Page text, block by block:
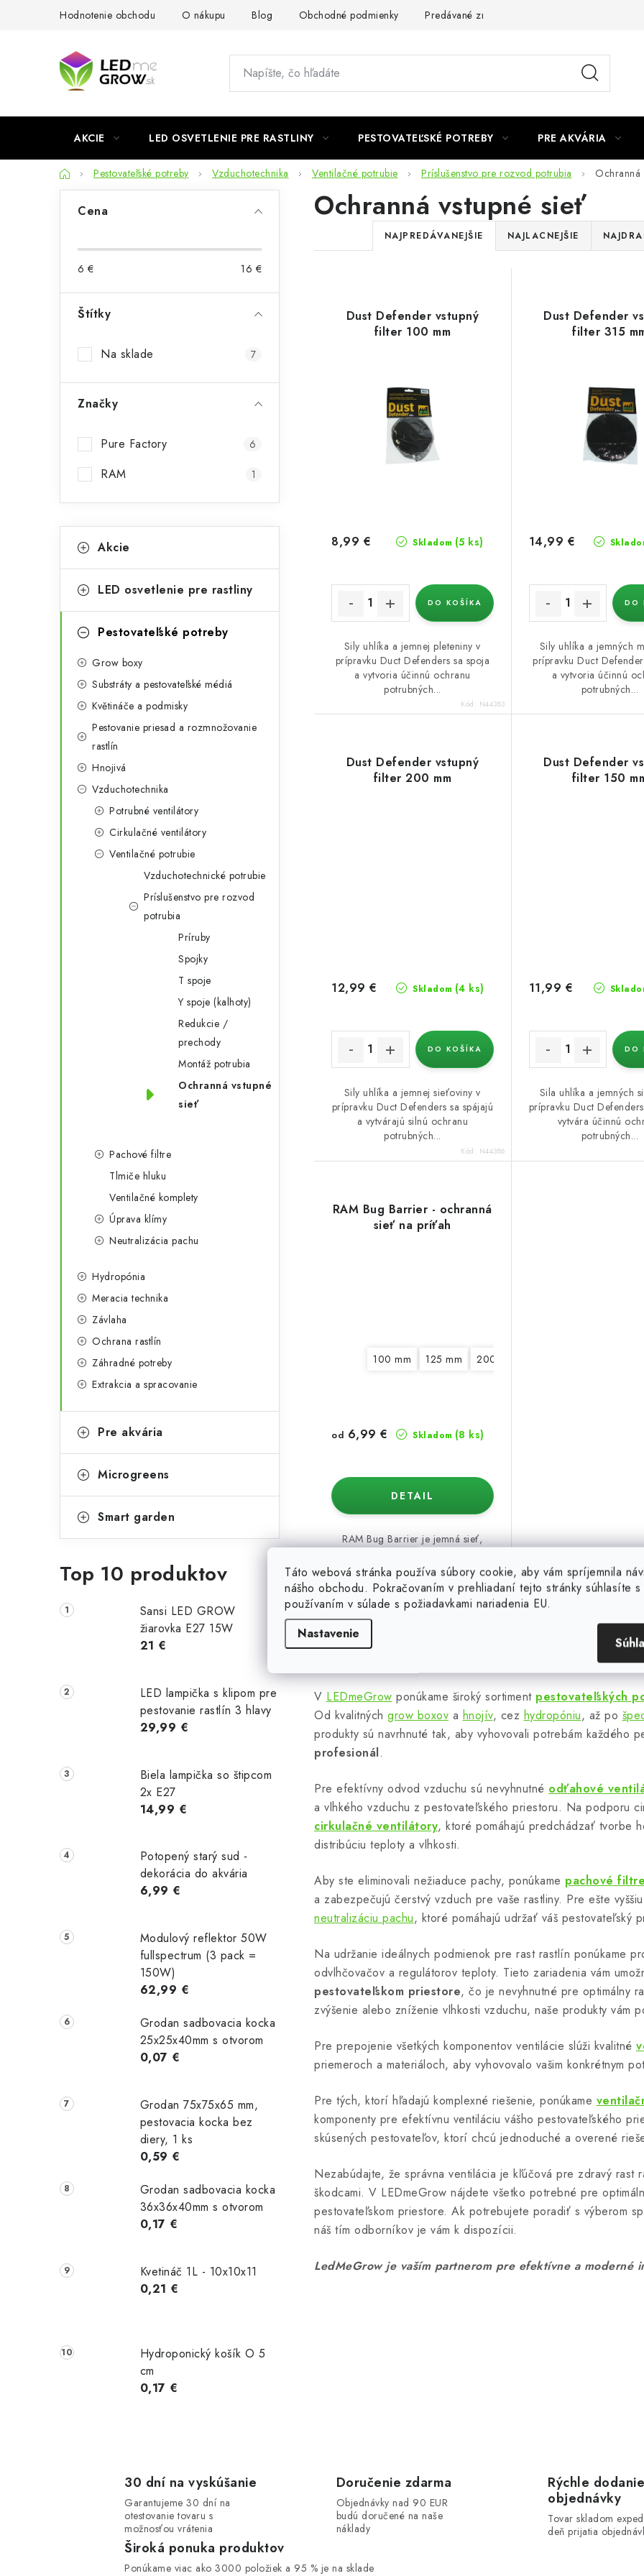
Táto webová stránka používa súbory cookie, aby vám spríjemnila
nášho obchodu. Pokračovaním v prehliadaní tejto stránky súhlasíte s
používaním v súlade s požiadavkami nariadenia EU.
Nastavenie
Hodnotenie obchodu O nákupu Blog Obchodné podmienky Predávané značky
AKCIE LED OSVETLENIE PRE RASTLINY PESTOVATEĽSKÉ POTREBY PRE AKVÁRIA
DomovPestovateľské potreby Vzduchotechnika Ventilačné potrubie Príslušenstvo pre rozvod potrubia Ochranná
n
n
Cena
6 € 16 €
Štítky
Na sklade 7
Značky
Pure Factory 6
RAM 1
kategórie
a
e
Akcie
LED osvetlenie pre rastliny
Pestovateľské potreby
Grow boxy
Substráty a pestovateľské médiá
Květináče a podmisky
Pestovanie priesad a rozmnožovanie
rastlín
Hnojivá
Vzduchotechnika
Potrubné ventilátory
Cirkulačné ventilátory
Ventilačné potrubie
Vzduchotechnické potrubie
Príslušenstvo pre rozvod
potrubia
Príruby
Spojky
T spoje
Y spoje (kalhoty)
Redukcie /
prechody
Montáž potrubia
Ochranná vstupné
sieť
Pachové filtre
Tlmiče hluku
Ventilačné komplety
Úprava klímy
Neutralizácia pachu
Hydropónia
Meracia technika
Závlaha
Ochrana rastlín
Záhradné potreby
Extrakcia a spracovanie
Pre akvária
Microgreens
Smart garden
Top 10 produktov
Sansi LED GROW
žiarovka E27 15W
21 €
LED lampička s klipom pre
pestovanie rastlín 3 hlavy
29,99 €
Biela lampička so štipcom
2x E27
14,99 €
Potopený starý sud -
dekorácia do akvária
6,99 €
Modulový reflektor 50W
fullspectrum (3 pack =
150W)
62,99 €
Grodan sadbovacia kocka
25x25x40mm s otvorom
0,07 €
Grodan 75x75x65 mm,
pestovacia kocka bez
diery, 1 ks
0,59 €
Grodan sadbovacia kocka
36x36x40mm s otvorom
0,17 €
Kvetináč 1L - 10x10x11
0,21 €
Hydroponický košík O 5
cm
0,17 €
Ochranná vstupné sieť
R
a
e
n
t
o
v
NAJPREDÁVANEJŠIE NAJLACNEJŠIE
Dust Defender vstupný
filter 100 mm
Skladom (5 ks)
8,99 €
DO KOŠÍKA
Sily uhlíka a jemnej pleteniny v
prípravku Duct Defenders sa spoja
a vytvoria účinnú ochranu
potrubných...
Kód: N44383
Dust Defender
filter 315
14,99 €
DO
Sily uhlíka a jemných
prípravku Duct
a vytvoria účinnú
potrubných...
Dust Defender vstupný
filter 200 mm
Skladom (4 ks)
12,99 €
DO KOŠÍKA
Sily uhlíka a jemnej sieťoviny v
prípravku Duct Defenders sa spájajú
a vytvárajú silnú ochranu
potrubných...
Kód: N44386
Dust Defender
filter 150
11,99 €
DO
Sila uhlíka a jemných
prípravku Duct
vytvára účinnú
potrubných...
RAM Bug Barrier - ochranná
sieť na príťah
100 mm 125 mm 200 mm
Skladom (8 ks)
od 6,99 €
DETAIL
RAM Bug Barrier je jemná sieť,
zariadenia a pestovateľského
priestoru....
Kód: 130254/100
v
l
á
d
a
c
i
e
p
r
v
k
y
v
ý
p
i
s
u
V LEDmeGrow ponúkame široký sortiment pestovateľských
Od kvalitných grow boxov a hnojív, cez hydropóniu, až po
produkty sú navrhnuté tak, aby vyhovovali potrebám každého
profesionál.
Pre efektívny odvod vzduchu sú nevyhnutné odťahové
a vlhkého vzduchu z pestovateľského priestoru. Na podporu
cirkulačné ventilátory, ktoré pomáhajú predchádzať tvorbe
distribúciu teploty a vlhkosti.
Aby ste eliminovali nežiaduce pachy, ponúkame pachové filtre
a zabezpečujú čerstvý vzduch pre vaše rastliny. Pre ešte
neutralizáciu pachu, ktoré pomáhajú udržať váš pestovateľský
Na udržanie ideálnych podmienok pre rast rastlín ponúkame
odvlhčovačov a regulátorov teploty. Tieto zariadenia vám
pestovateľskom priestore, čo je nevyhnutné pre optimálny
zvýšenie alebo zníženie vlhkosti vzduchu, naše produkty vám
Pre prepojenie všetkých komponentov ventilácie slúži kvalitné
priemeroch a materiáloch, aby vyhovovalo vašim konkrétnym
Pre tých, ktorí hľadajú komplexné riešenie, ponúkame
komponenty pre efektívnu ventiláciu vášho pestovateľského
skúsených pestovateľov, ktorí chcú jednoduché a overené
Nezabúdajte, že správna ventilácia je kľúčová pre zdravý rast
škodcami. V LEDmeGrow nájdete všetko potrebné pre
pestovateľskom priestore. Ak potrebujete poradiť s výberom
náš tím odborníkov je vám k dispozícii.
LedMeGrow je vaším partnerom pre efektívne a moderné
30 dní na vyskúšanie
Garantujeme 30 dní na
otestovanie tovaru s
možnosťou vrátenia
Doručenie zdarma
Objednávky nad 90 EUR
budú doručené na naše
náklady
Rýchle dodanie
objednávky
Tovar skladom
deň prijatia
Široká ponuka produktov
Ponúkame viac ako 3000 položiek a 95 % je na sklade